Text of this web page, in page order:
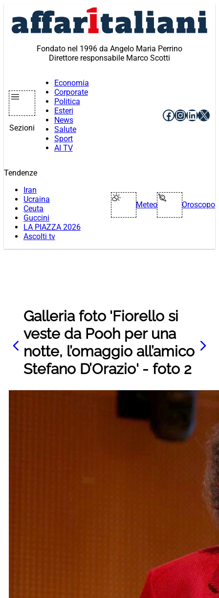
contenuto
Fondato nel 1996 da Angelo Maria Perrino
Direttore responsabile Marco Scotti
Sezioni
Economia
Corporate
Politica
Esteri
News
Salute
Sport
AI TV
Facebook
X
Tendenze
Iran
Ucraina
Ceuta
Guccini
LA PIAZZA 2026
Ascolti tv
Meteo Oroscopo
Galleria foto 'Fiorello si
veste da Pooh per una
notte, l’omaggio all’amico
Stefano D’Orazio' - foto 2